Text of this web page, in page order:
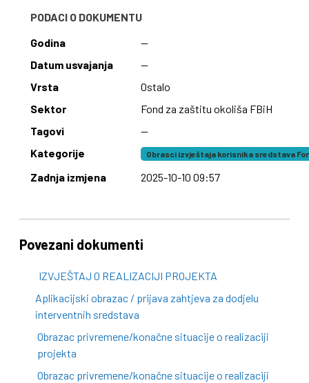
PODACI O DOKUMENTU
Godina
—
Datum usvajanja
—
Vrsta
Ostalo
Sektor
Fond za zaštitu okoliša FBiH
Tagovi
—
Kategorije
Obrasci izvještaja korisnika sredstava
Zadnja izmjena 2025-10-10 09:57
Povezani dokumenti
IZVJEŠTAJ O REALIZACIJI PROJEKTA
Aplikacijski obrazac / prijava zahtjeva za dodjelu
interventnih sredstava
Obrazac privremene/konačne situacije o realizaciji
projekta
Obrazac privremene/konačne situacije o realizaciji